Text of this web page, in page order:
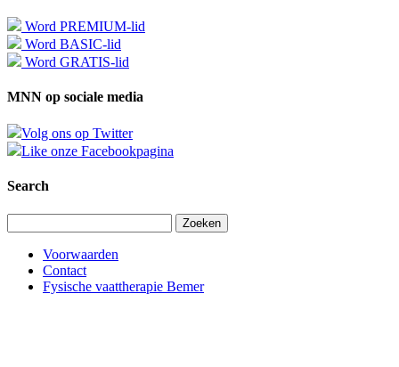
Word PREMIUM-lid
Word BASIC-lid
Word GRATIS-lid
MNN op sociale media
Volg ons op Twitter
Like onze Facebookpagina
Search
naar:
Voorwaarden
Contact
Fysische vaattherapie Bemer